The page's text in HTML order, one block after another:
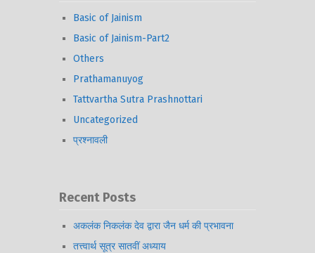
Basic of Jainism
Basic of Jainism-Part2
Others
Prathamanuyog
Tattvartha Sutra Prashnottari
Uncategorized
प्रश्नावली
Recent Posts
अकलंक निकलंक देव द्वारा जैन धर्म की प्रभावना
तत्त्वार्थ सूत्र सातवीं अध्याय